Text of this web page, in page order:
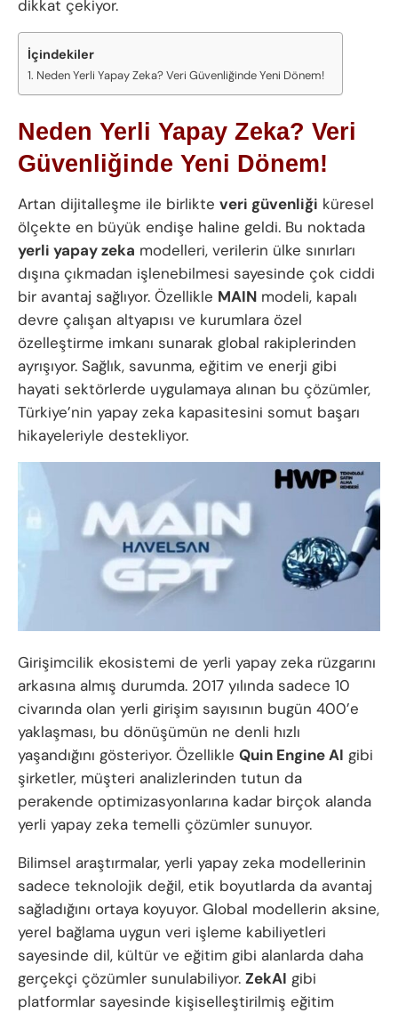
dikkat çekiyor.
İçindekiler
Neden Yerli Yapay Zeka? Veri Güvenliğinde Yeni Dönem!
Neden Yerli Yapay Zeka? Veri
Güvenliğinde Yeni Dönem!
Artan dijitalleşme ile birlikte veri güvenliği küresel
ölçekte en büyük endişe haline geldi. Bu noktada
yerli yapay zeka modelleri, verilerin ülke sınırları
dışına çıkmadan işlenebilmesi sayesinde çok ciddi
bir avantaj sağlıyor. Özellikle MAIN modeli, kapalı
devre çalışan altyapısı ve kurumlara özel
özelleştirme imkanı sunarak global rakiplerinden
ayrışıyor. Sağlık, savunma, eğitim ve enerji gibi
hayati sektörlerde uygulamaya alınan bu çözümler,
Türkiye’nin yapay zeka kapasitesini somut başarı
hikayeleriyle destekliyor.
Girişimcilik ekosistemi de yerli yapay zeka rüzgarını
arkasına almış durumda. 2017 yılında sadece 10
civarında olan yerli girişim sayısının bugün 400’e
yaklaşması, bu dönüşümün ne denli hızlı
yaşandığını gösteriyor. Özellikle Quin Engine AI gibi
şirketler, müşteri analizlerinden tutun da
perakende optimizasyonlarına kadar birçok alanda
yerli yapay zeka temelli çözümler sunuyor.
Bilimsel araştırmalar, yerli yapay zeka modellerinin
sadece teknolojik değil, etik boyutlarda da avantaj
sağladığını ortaya koyuyor. Global modellerin aksine,
yerel bağlama uygun veri işleme kabiliyetleri
sayesinde dil, kültür ve eğitim gibi alanlarda daha
gerçekçi çözümler sunulabiliyor. ZekAI gibi
platformlar sayesinde kişiselleştirilmiş eğitim